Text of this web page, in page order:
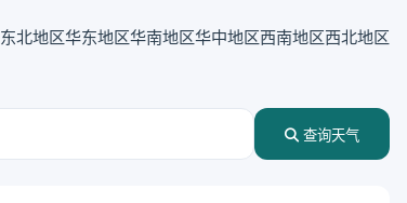
东北地区华东地区华南地区华中地区西南地区西北地区
查询天气